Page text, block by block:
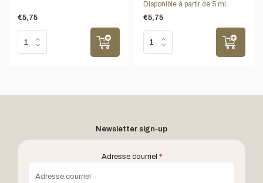
€5,75
Disponible à partir de 5 ml.
€5,75
Newsletter sign-up
Adresse courriel *